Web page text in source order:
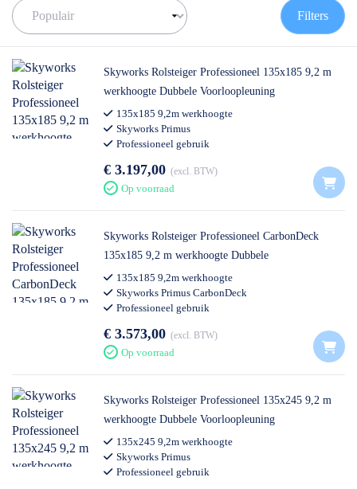
voorloopleuning
TIP: maak gebruik van onze filters om snel
de juiste rolsteiger te vinden!
✅Vrijblijvende offerteop maat
✅ Contact:
0511- 40 25 64, of mail
Filters
Skyworks Rolsteiger Professioneel 135x185 9,2 m
werkhoogte Dubbele Voorloopleuning
135x185 9,2m werkhoogte
Skyworks Primus
Professioneel gebruik
€ 3.197,00 excl. BTW
Op voorraad
Skyworks Rolsteiger Professioneel CarbonDeck
135x185 9,2 m werkhoogte Dubbele
Voorloopleuning
135x185 9,2m werkhoogte
Skyworks Primus CarbonDeck
Professioneel gebruik
€ 3.573,00 excl. BTW
Op voorraad
Skyworks Rolsteiger Professioneel 135x245 9,2 m
werkhoogte Dubbele Voorloopleuning
135x245 9,2m werkhoogte
Skyworks Primus
Professioneel gebruik